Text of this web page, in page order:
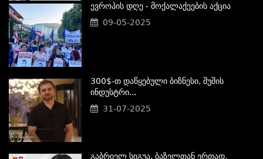
Ევროპის Დღე - Მოქალაქეების Აქცია
09-05-2025
300$-Თ Დაწყებული Ბიზნესი, Შუშის
Ინდუსტრი...
31-07-2025
Გაბრიელ Სიგუა, Ბაზელთან Ერთად,